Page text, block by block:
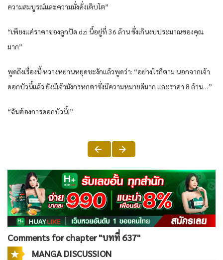
ความสมบูรณ์และความมั่งคั่งเติบโต”
“เพียงแค่ราคาของลูกปัด dzi นี้อยู่ที่ 36 ล้าน ซึ่งเกินงบประมาณของคุณ
มาก”
พูดถึงเรื่องนี้ หวางหยานหยุดชะงักแล้วพูดว่า: “อย่างไรก็ตาม นอกจากเจ้า
ดอกบัวนี้แล้ว ยังมีเจ้ามังกรหกตาซึ่งมีความหมายดีมาก และราคา 8 ล้าน…”
“ฉันต้องการดอกบัวนี้!”
Comments for chapter "บทที่ 637"
MANGA DISCUSSION